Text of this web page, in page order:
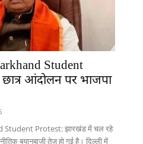
Student
आंदोलन पर भाजपा
Student Protest: झारखंड में चल रहे
बयानबाज़ी तेज़ हो गई है। दिल्ली में